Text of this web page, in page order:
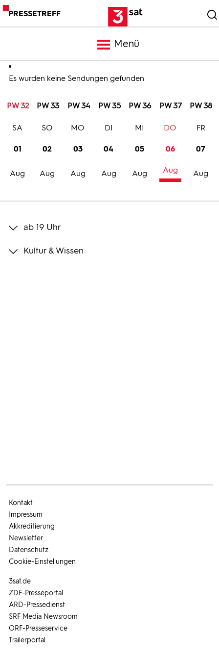
PRESSETREFF
Menü
Meldungen
Programm
Trailer
Bilder
Es wurden keine Sendungen gefunden
PW 32 PW 33 PW 34 PW 35 PW 36 PW 37 PW 38
01
Aug
SA
02
Aug
SO
03
Aug
MO
04
Aug
DI
05
Aug
MI
06
Aug
DO
07
Aug
FR
ab 19 Uhr
Kultur & Wissen
3sat.de
ZDF-Presseportal
ARD-Pressedienst
SRF Media Newsroom
ORF-Presseservice
Trailerportal
Kontakt
Impressum
Akkreditierung
Newsletter
Datenschutz
Cookie-Einstellungen